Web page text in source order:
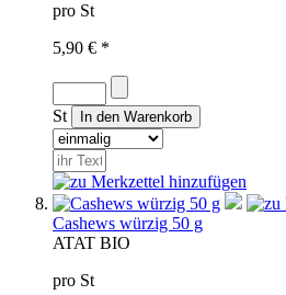
pro St
5,90 € *
St
Cashews würzig 50 g
ATAT BIO
pro St